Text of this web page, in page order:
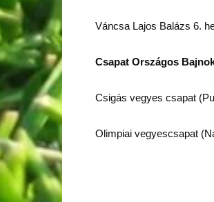
Váncsa Lajos Balázs 6.
Csapat Országos
Csigás vegyes csapat
Olimpiai vegyescsapat